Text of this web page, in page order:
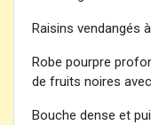
Raisins vendangés
Robe pourpre
de fruits noires
Bouche dense et